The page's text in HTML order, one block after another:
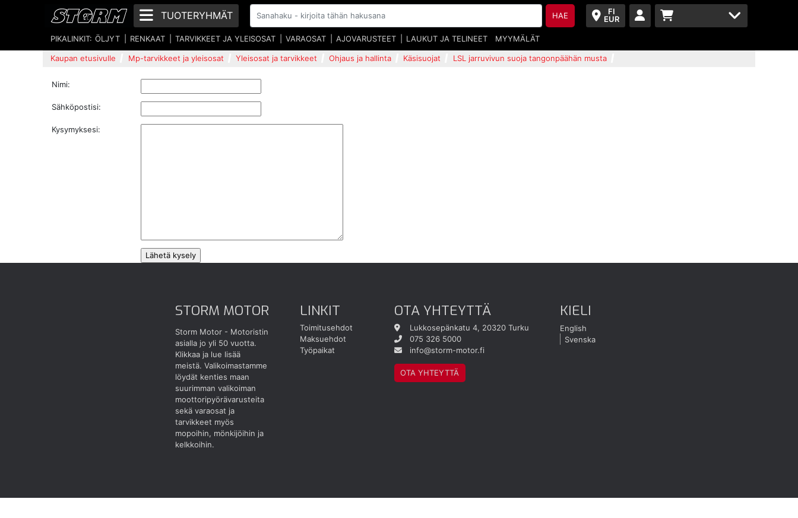
FI
EUR
TUOTERYHMÄT HAE
PIKALINKIT: ÖLJYT RENKAAT TARVIKKEET JA YLEISOSAT VARAOSAT AJOVARUSTEET LAUKUT JA TELINEET MYYMÄLÄT
Kaupan etusivulle Mp-tarvikkeet ja yleisosat Yleisosat ja tarvikkeet Ohjaus ja hallinta Käsisuojat LSL jarruvivun suoja tangonpäähän musta
Nimi:
Sähköpostisi:
Kysymyksesi:
STORM MOTOR
Storm Motor - Motoristin
asialla jo yli 50 vuotta.
Klikkaa ja lue lisää
meistä. Valikoimastamme
löydät kenties maan
suurimman valikoiman
moottoripyörävarusteita
sekä varaosat ja
tarvikkeet myös
mopoihin, mönkijöihin ja
kelkkoihin.
LINKIT
Toimitusehdot
Maksuehdot
Työpaikat
OTA YHTEYTTÄ
Lukkosepänkatu 4, 20320 Turku
075 326 5000
info@storm-motor.fi
OTA YHTEYTTÄ
KIELI
English
Svenska